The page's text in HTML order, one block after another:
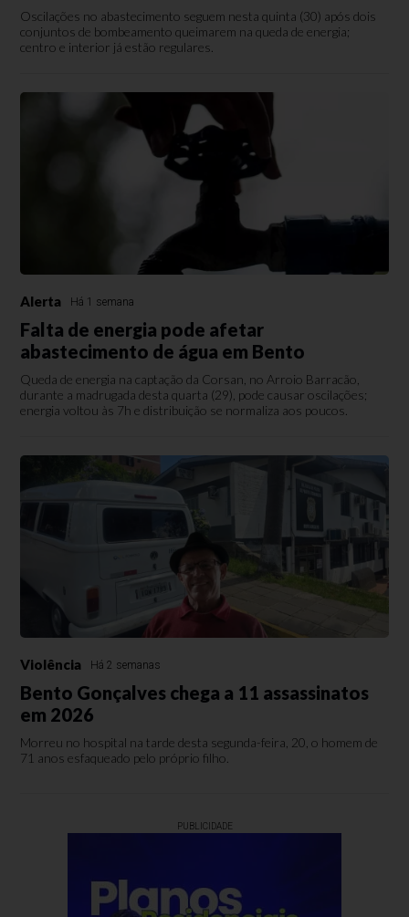
Oscilações no abastecimento seguem nesta quinta (30) após dois
conjuntos de bombeamento queimarem na queda de energia;
centro e interior já estão regulares.
Alerta Há 1 semana
Falta de energia pode afetar
abastecimento de água em Bento
Queda de energia na captação da Corsan, no Arroio Barracão,
durante a madrugada desta quarta (29), pode causar oscilações;
energia voltou às 7h e distribuição se normaliza aos poucos.
Violência Há 2 semanas
Bento Gonçalves chega a 11 assassinatos
em 2026
Morreu no hospital na tarde desta segunda-feira, 20, o homem de
71 anos esfaqueado pelo próprio filho.
PUBLICIDADE